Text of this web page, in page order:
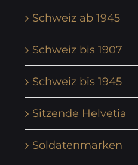
Schweiz ab 1945
Schweiz bis 1907
Schweiz bis 1945
Sitzende Helvetia
Soldatenmarken